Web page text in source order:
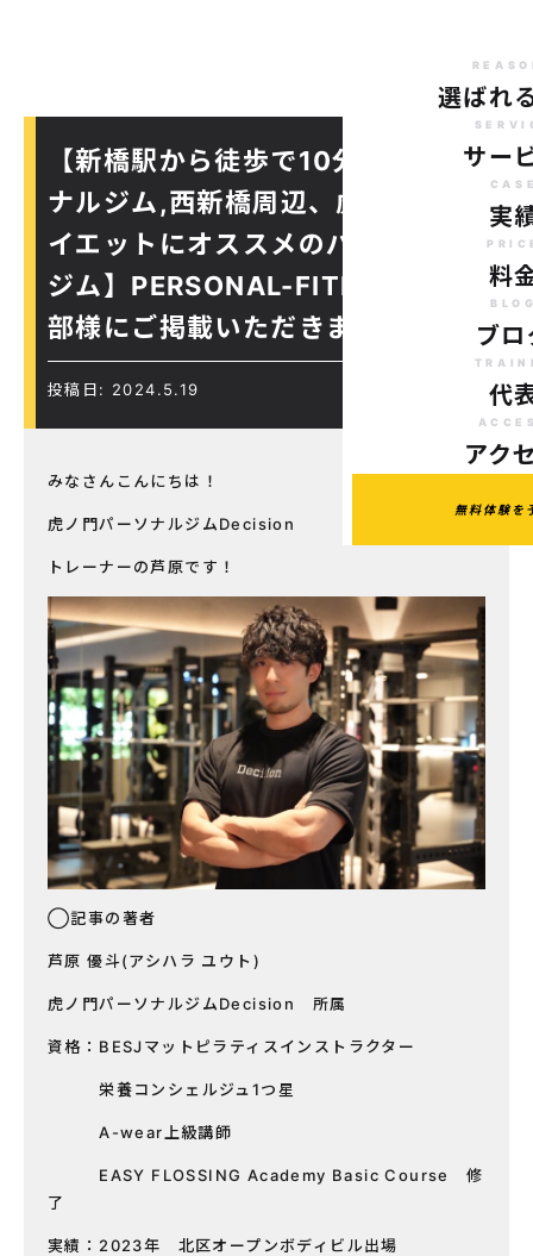
選ばれ
サー
実
料
ブロ
代
アク
無料体験を
【新橋駅から徒歩で10分のパーソ
ナルジム,西新橋周辺、虎ノ門駅ダ
イエットにオススメのパーソナル
ジム】PERSONAL-FITNESS編集
部様にご掲載いただきました！
投稿日: 2024.5.19
みなさんこんにちは！
虎ノ門パーソナルジムDecision
トレーナーの芦原です！
◯記事の著者
芦原 優斗(アシハラ ユウト)
虎ノ門パーソナルジムDecision 所属
資格：BESJマットピラティスインストラクター
栄養コンシェルジュ1つ星
A-wear上級講師
EASY FLOSSING Academy Basic Course 修
了
実績：2023年 北区オープンボディビル出場